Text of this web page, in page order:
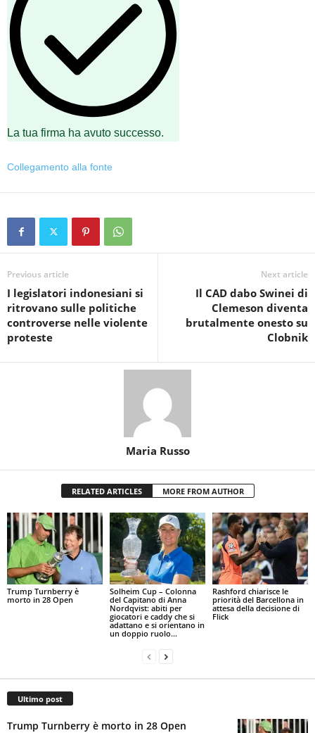
La tua firma ha avuto successo.
Collegamento alla fonte
Previous article
I legislatori indonesiani si
ritrovano sulle politiche
controverse nelle violente
proteste
Next article
Il CAD dabo Swinei di
Clemeson diventa
brutalmente onesto su
Clobnik
Maria Russo
RELATED ARTICLES MORE FROM AUTHOR
Trump Turnberry è
morto in 28 Open
Solheim Cup – Colonna
del Capitano di Anna
Nordqvist: abiti per
giocatori e caddy che si
adattano e si orientano in
un doppio ruolo...
Rashford chiarisce le
priorità del Barcellona in
attesa della decisione di
Flick
Ultimo post
Trump Turnberry è morto in 28 Open